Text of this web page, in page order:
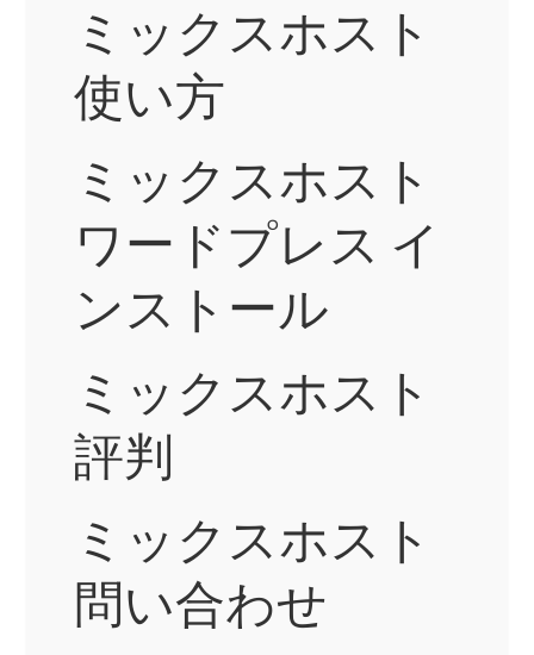
ミックスホスト
使い方
ミックスホスト
ワードプレス イ
ンストール
ミックスホスト
評判
ミックスホスト
問い合わせ